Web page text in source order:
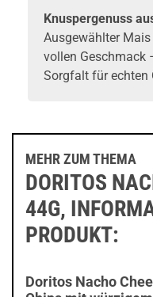
Knuspergenuss
Ausgewählter
vollen Geschmack
Sorgfalt für echten
MEHR ZUM THEMA
DORITOS
44G,
PRODUKT:
Doritos Nacho